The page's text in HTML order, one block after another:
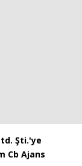
Şti.'ye
Cb Ajans